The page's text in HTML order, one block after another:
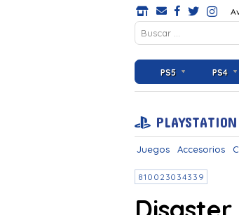
PS5 PS4
Juegos Accesorios
810023034339